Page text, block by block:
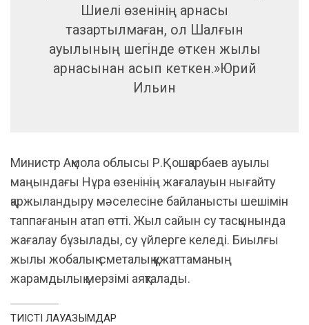
Шиелі өзенінің арнасы
тазартылмаған, ол Шалғын
ауылының шегінде өткен жылы
арнасынан асып кеткен.»Юрий
Ильин
Министр Ақмола облысы Р.Қошқарбаев ауылы
маңындағы Нұра өзенінің жағалауын нығайту
қаржыландыру мәселесіне байланысты шешімін
таппағанын атап өтті. Жыл сайын су тасқынында
жағалау бұзылады, су үйлерге келеді. Биылғы
жылы жобалық-сметалық құжаттаманың
жарамдылық мерзімі аяқталады.
ТИІСТІ ЛАУАЗЫМДАР